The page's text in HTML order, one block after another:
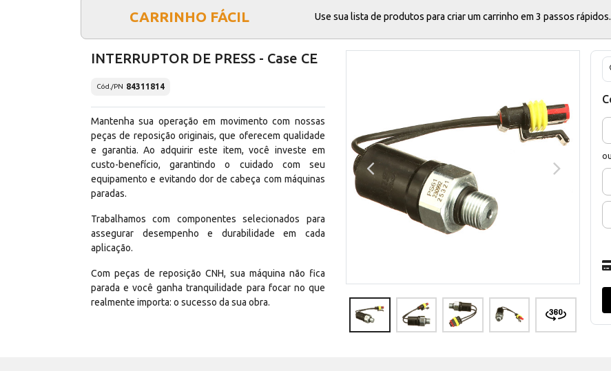
CARRINHO FÁCIL Use sua lista de produtos para criar um carrinho em 3 passos rápidos.
INTERRUPTOR DE PRESS - Case CE
Cód./PN 84311814
Mantenha sua operação em movimento com nossas
peças de reposição originais, que oferecem qualidade
e garantia. Ao adquirir este item, você investe em
custo-benefício, garantindo o cuidado com seu
equipamento e evitando dor de cabeça com máquinas
paradas.
Trabalhamos com componentes selecionados para
assegurar desempenho e durabilidade em cada
aplicação.
Com peças de reposição CNH, sua máquina não fica
parada e você ganha tranquilidade para focar no que
realmente importa: o sucesso da sua obra.